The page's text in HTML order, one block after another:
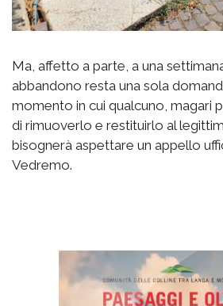
Ma, affetto a parte, a una
abbandono resta una sola
momento in cui qualcuno, magari
di rimuoverlo e restituirlo al
bisognerà aspettare un appello
Vedremo.